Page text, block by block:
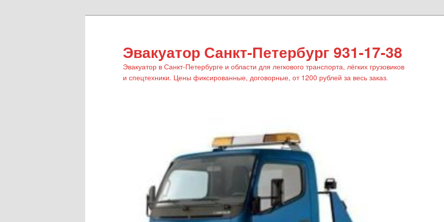
Эвакуатор Санкт-Петербург 931-17-38
Эвакуатор в Санкт-Петербурге и области для легкового транспорта, лёгких грузовиков
и спецтехники. Цены фиксированные, договорные, от 1200 рублей за весь заказ.